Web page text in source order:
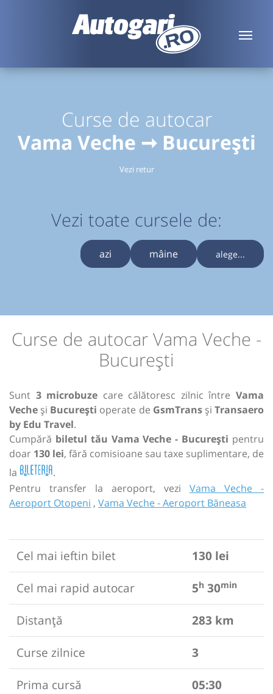
Curse de autocar
Vama Veche ➞ București
Vezi retur
Vezi toate cursele de:
azi mâine alege...
Curse de autocar Vama Veche -
București
Sunt 3 microbuze care călătoresc zilnic întreVama
Veche și București operate de GsmTransșiTransaero
by Edu Travel.
Cumpără biletul tău Vama Veche - București pentru
doar 130 lei, fără comisioane sau taxe suplimentare, de
la
.
Pentru transfer la aeroport, vezi Vama Veche -
Aeroport Otopeni , Vama Veche - Aeroport Băneasa
Cel mai ieftin bilet
130 lei
Cel mai rapid autocar
5h 30min
Distanță
283 km
Curse zilnice
3
Prima cursă
05:30